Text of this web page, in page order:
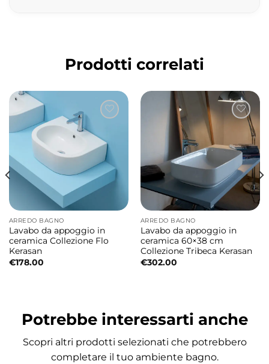
Il lavabo è progettato per installazione da
appoggio ed è realizzato in ceramica
sanitaria di alta qualità, materiale resistente,
igienico e facile da pulire, ideale per l’uso
quotidiano in bagno.
Finitura
Verde Bamboo Matt
Dimensioni
Ø40 × h15 cm
Caratteristiche principali
Tipologia: lavabo da appoggio
Installazione: appoggio
Dimensioni: Ø40 × h15 cm
Prodotti correlati
ARREDO BAGNO
Lavabo da appoggio in
ceramica Collezione Flo
Kerasan
€178.00
ARREDO BAGNO
Lavabo da appoggio in
ceramica 60×38 cm
Collezione Tribeca Kerasan
€302.00
Potrebbe interessarti anche
Scopri altri prodotti selezionati che potrebbero
completare il tuo ambiente bagno.